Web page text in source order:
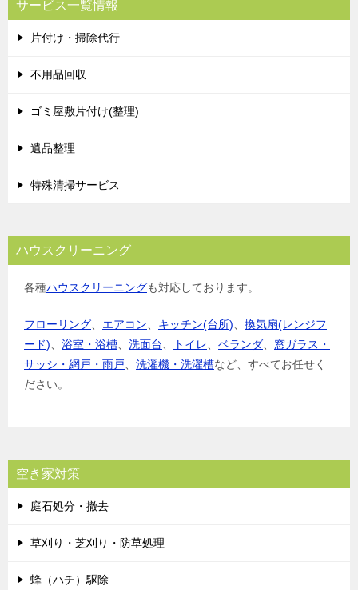
ゲ
ー
シ
サービス一覧情報
片付け・掃除代行
不用品回収
ゴミ屋敷片付け(整理)
遺品整理
特殊清掃サービス
ハウスクリーニング
各種ハウスクリーニングも対応しております。
フローリング、 エアコン、 キッチン(台所)、 換気扇(レンジフ
ード)、 浴室・浴槽、 洗面台、 トイレ、 ベランダ、 窓ガラス・
サッシ・網戸・雨戸、 洗濯機・洗濯槽など、すべてお任せく
ださい。
空き家対策
庭石処分・撤去
草刈り・芝刈り・防草処理
蜂（ハチ）駆除